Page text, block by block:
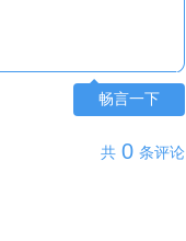
畅言一下
共 0 条评论